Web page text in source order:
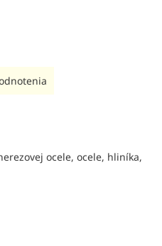
ocele, ocele, hliníka,